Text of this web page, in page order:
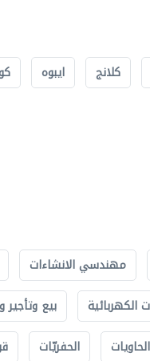
كلانج ايبوه
مهندسي الانشاءات
الكهربائية بيع وتأجير
الحاويات الحفريّات